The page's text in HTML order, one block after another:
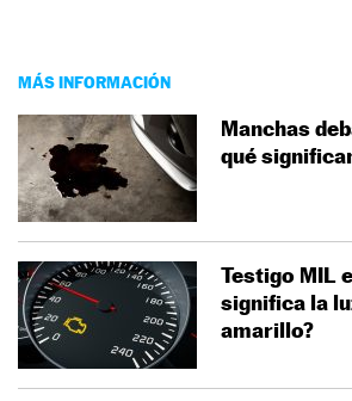
MÁS INFORMACIÓN
Manchas
qué
Testigo MIL
significa la
amarillo?